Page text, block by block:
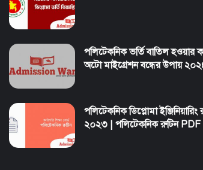
পলিটেকনিক ভর্তি বাতিল হওয়ার
অটো মাইগ্রেশন বন্ধের উপায়
পলিটেকনিক ডিপ্লোমা ইঞ্জিনিয়ারিং
২০২৩ | পলিটেকনিক রুটিন PDF